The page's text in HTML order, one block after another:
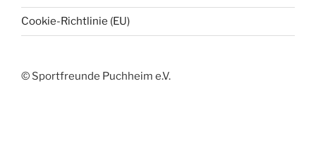
Cookie-Richtlinie (EU)
© Sportfreunde Puchheim e.V.